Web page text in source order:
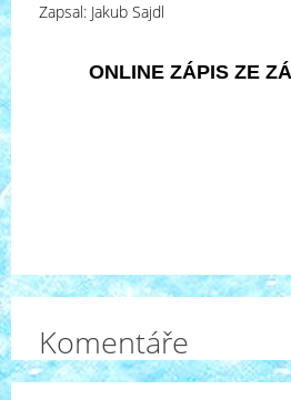
Zapsal: Jakub Sajdl
ONLINE ZÁPIS ZE
Komentáře